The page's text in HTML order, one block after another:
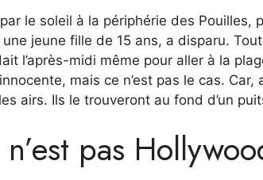
le soleil à la périphérie des Pouilles,
jeune fille de 15 ans, a disparu.
l’après-midi même pour aller à la
mais ce n’est pas le cas.
airs. Ils le trouveront au fond d’un
pas